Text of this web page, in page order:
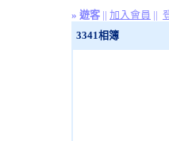
» 遊客 || 加入會員 ||
3341相簿